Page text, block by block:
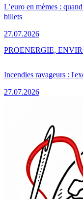
L’euro en mèmes :
billets
27.07.2026
Incendies ravageurs :
27.07.2026
PROENERGIE,